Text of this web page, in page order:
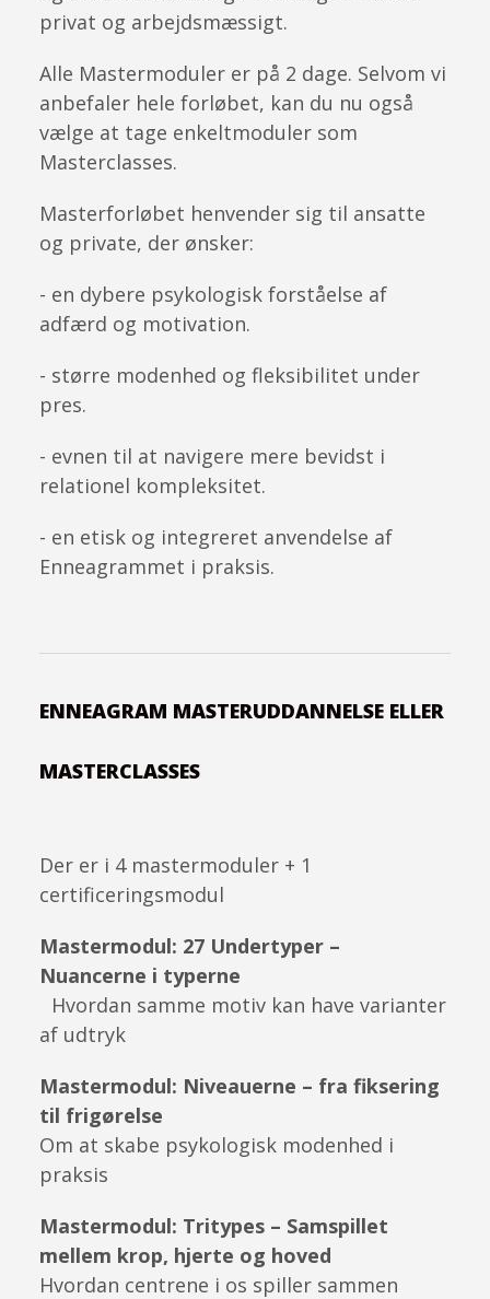
privat og arbejdsmæssigt.
Alle Mastermoduler er på 2 dage. Selvom vi
anbefaler hele forløbet, kan du nu også
vælge at tage enkeltmoduler som
Masterclasses.
Masterforløbet henvender sig til ansatte
og private, der ønsker:
- en dybere psykologisk forståelse af
adfærd og motivation.
- større modenhed og fleksibilitet under
pres.
- evnen til at navigere mere bevidst i
relationel kompleksitet.
- en etisk og integreret anvendelse af
Enneagrammet i praksis.
ENNEAGRAM MASTERUDDANNELSE ELLER
MASTERCLASSES
Der er i 4 mastermoduler + 1
certificeringsmodul
Mastermodul: 27 Undertyper –
Nuancerne i typerne
Hvordan samme motiv kan have varianter
af udtryk
Mastermodul: Niveauerne – fra fiksering
til frigørelse
Om at skabe psykologisk modenhed i
praksis
Mastermodul: Tritypes – Samspillet
mellem krop, hjerte og hoved
Hvordan centrene i os spiller sammen